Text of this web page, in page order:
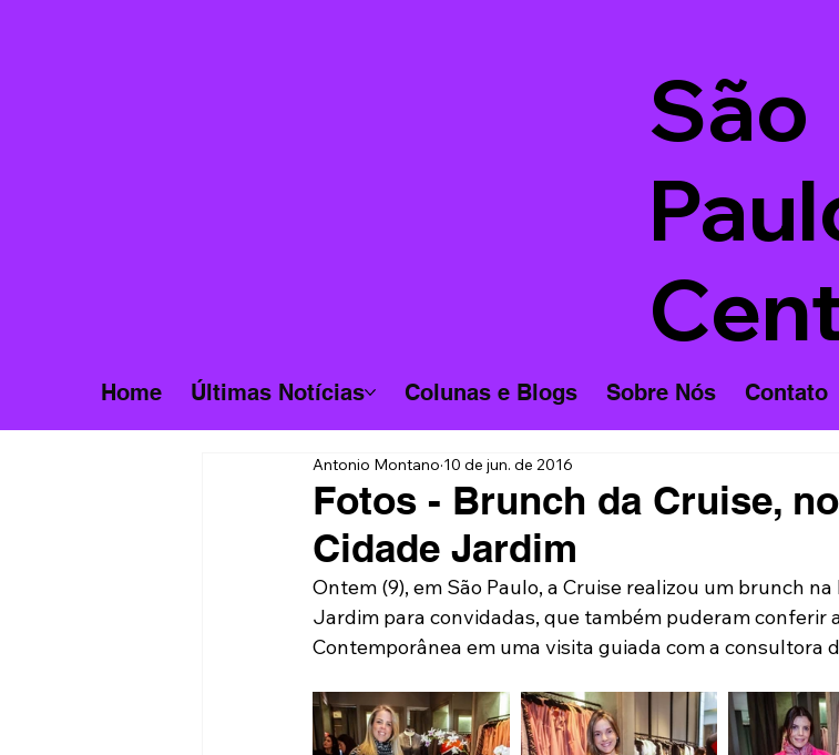
São
Home Últimas Notícias Colunas e Blogs Sobre Nós Contato
Fotos - Brunch da Cruise,
Cidade Jardim
Antonio Montano 10 de jun. de 2016
Ontem (9), em São Paulo, a Cruise realizou um brunch
Jardim para convidadas, que também puderam conferir
Contemporânea em uma visita guiada com a consultora